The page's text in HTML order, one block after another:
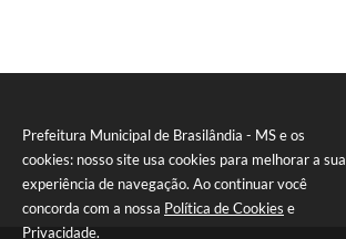
Prefeitura Municipal de Brasilândia - MS e os
cookies: nosso site usa cookies para melhorar a sua
experiência de navegação. Ao continuar você
concorda com a nossa Política de Cookies e
Privacidade.